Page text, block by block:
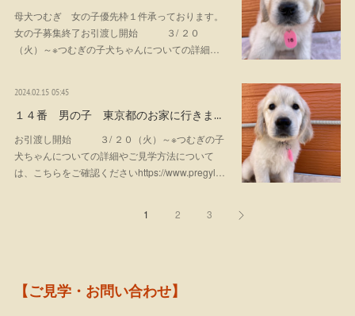
母犬つむぎ 女の子優先枠１件承っております。
女の子募集終了お引渡し開始 ３/ ２０
（火）～※つむぎの子犬ちゃんについての詳細…
2024.02.15 05:45
１４番 男の子 東京都のお家に行きま…
お引渡し開始 ３/ ２０（火）～※つむぎの子
犬ちゃんについての詳細やご見学方法について
は、こちらをご確認くださいhttps://www.pregyl…
1 2 3
【ご見学・お問い合わせ】